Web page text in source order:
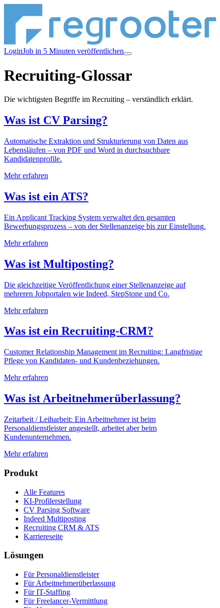
LoginJob in 5 Minuten veröffentlichen
Recruiting-Glossar
Die wichtigsten Begriffe im Recruiting – verständlich erklärt.
Was ist CV Parsing?
Automatische Extraktion und Strukturierung von Daten aus
Lebensläufen – von PDF und Word in durchsuchbare
Kandidatenprofile.
Mehr erfahren
Was ist ein ATS?
Ein Applicant Tracking System verwaltet den gesamten
Bewerbungsprozess – von der Stellenanzeige bis zur Einstellung.
Mehr erfahren
Was ist Multiposting?
Die gleichzeitige Veröffentlichung einer Stellenanzeige auf
mehreren Jobportalen wie Indeed, StepStone und Co.
Mehr erfahren
Was ist ein Recruiting-CRM?
Customer Relationship Management im Recruiting: Langfristige
Pflege von Kandidaten- und Kundenbeziehungen.
Mehr erfahren
Was ist Arbeitnehmerüberlassung?
Zeitarbeit / Leiharbeit: Ein Arbeitnehmer ist beim
Personaldienstleister angestellt, arbeitet aber beim
Kundenunternehmen.
Mehr erfahren
Produkt
Alle Features
KI-Profilerstellung
CV Parsing Software
Indeed Multiposting
Recruiting CRM & ATS
Karriereseite
Lösungen
Für Personaldienstleister
Für Arbeitnehmerüberlassung
Für IT-Staffing
Für Freelancer-Vermittlung